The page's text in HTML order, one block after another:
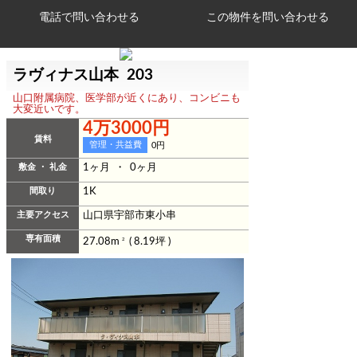
電話で問い合わせる
ラヴィナス山本 203
山口附属病院、医学部が近くにあり、コンビニも
大変近いです。
賃料
4万3000円
管理・共益費 0円
敷金 ・ 礼金 1ヶ月 ・ 0ヶ月
間取り 1K
主要アクセス 山口県宇部市東小串
専有面積 27.08m2 ( 8.19坪 )